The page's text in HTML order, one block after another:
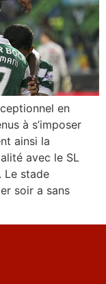
en
à s’imposer
ainsi la
avec le SL
Le stade
soir a sans